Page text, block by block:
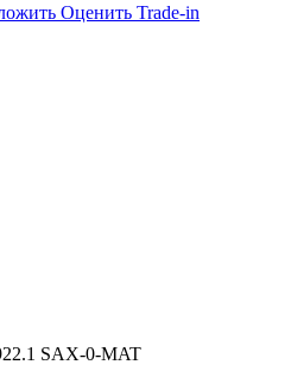
Оценить Trade-in
SAX-0-MAT